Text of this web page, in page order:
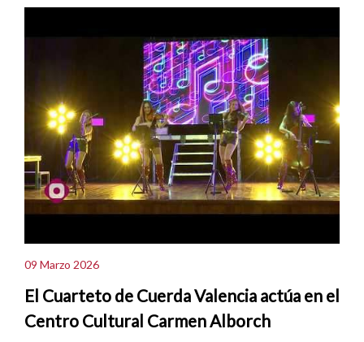
09 Marzo 2026
El Cuarteto de Cuerda Valencia actúa en el
Centro Cultural Carmen Alborch